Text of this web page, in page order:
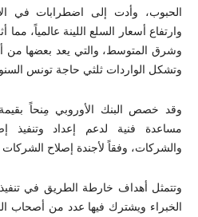
الحبوب، وأدت إلى اضطرابات في
وارتفاع أسعار السلع اللينة عالمياً،
وشرق المتوسط، والتي يعد بعضها من
وتشكل الواردات ثلثي حاجة تونس
وقد خصص البنك الأوروبي مِنحاً
مساعدة فنية لدعم إعداد وتنفيذ
والشركات، وفقاً لأجندة إصلاح الشركات
وتتمثل أهداف خارطة الطريق في
الخبراء ويشترك فيها عدد من أصحاب